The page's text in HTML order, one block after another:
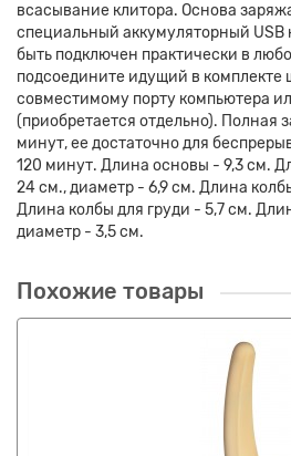
всасывание клитора. Основа
специальный аккумуляторный USB
быть подключен практически в
подсоедините идущий в комплекте
совместимому порту компьютера
(приобретается отдельно). Полная
минут, ее достаточно для
120 минут. Длина основы - 9,3 см.
24 см., диаметр - 6,9 см. Длина
Длина колбы для груди - 5,7 см.
диаметр - 3,5 см.
Похожие товары